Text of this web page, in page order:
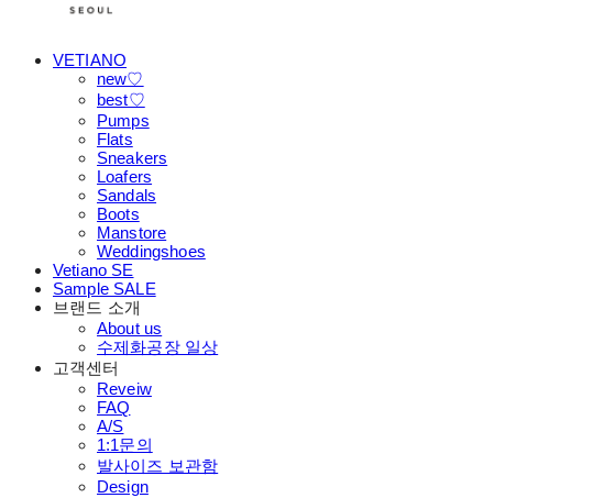
VETIANO
new♡
best♡
Pumps
Flats
Sneakers
Loafers
Sandals
Boots
Manstore
Weddingshoes
Vetiano SE
Sample SALE
브랜드 소개
About us
수제화공장 일상
고객센터
Reveiw
FAQ
A/S
1:1문의
발사이즈 보관함
Design